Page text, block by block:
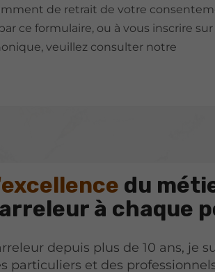
de retrait de votre
ce formulaire, ou à vous inscrire sur
veuillez consulter notre
du
à chaque
depuis plus de 10 ans, je
particuliers et des